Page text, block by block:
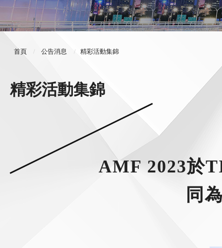
首頁 公告消息 精彩活動集錦
精彩活動集錦
AMF 2023於
同